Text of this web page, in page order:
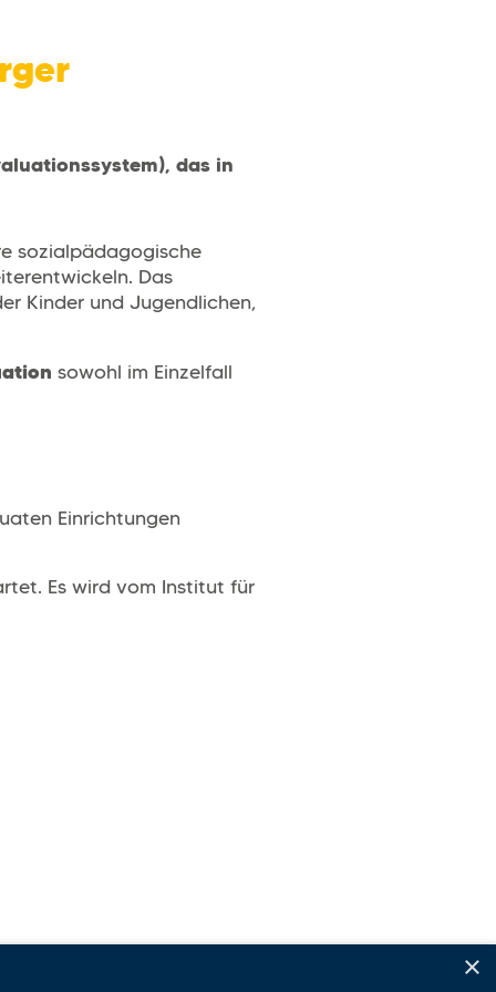
das in
sozialpädagogische
Das
Kinder und Jugendlichen,
sowohl im Einzelfall
Einrichtungen
Es wird vom Institut für
×